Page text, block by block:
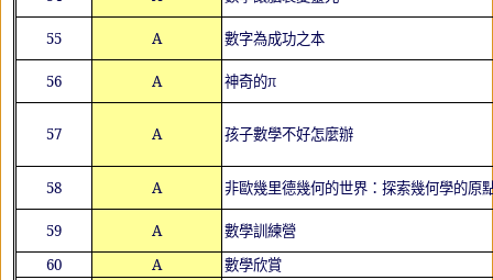
55 A 數字為成功之本
56 A 神奇的π
57 A 孩子數學不好怎麼辦
58 A 非歐幾里德幾何的世界：探索幾何學的原
59 A
數學訓練營
60
A
數學欣賞